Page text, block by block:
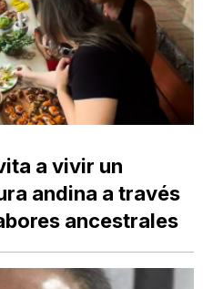
a vivir un
andina a través
ancestrales